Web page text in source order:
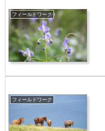
フィールドワーク
フィールドワーク